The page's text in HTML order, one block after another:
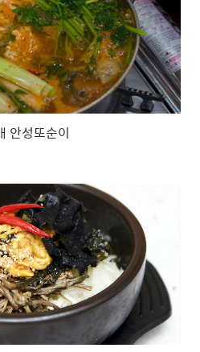
광화문 40년전통_생태찌개 안성또순이